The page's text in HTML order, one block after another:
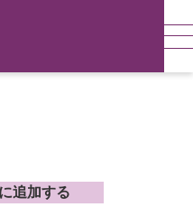
追加する